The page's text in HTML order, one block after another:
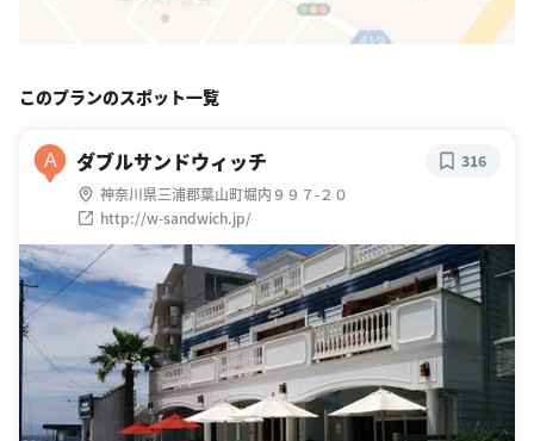
このプランのスポット一覧
A ダブルサンドウィッチ
神奈川県三浦郡葉山町堀内９９７-２０
http://w-sandwich.jp/
316